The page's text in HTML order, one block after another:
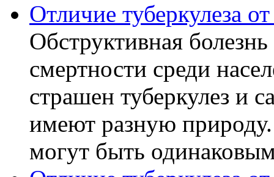
Отличие туберкулеза
Обструктивная
смертности среди
страшен туберкулез и
имеют разную
могут быть